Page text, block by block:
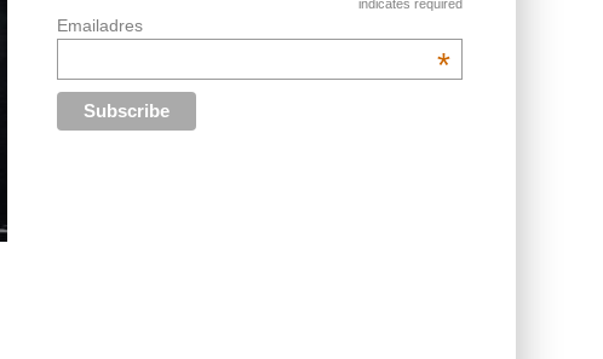
indicates required
Emailadres
*